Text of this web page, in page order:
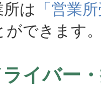
は 「営業
ができます
ライバー